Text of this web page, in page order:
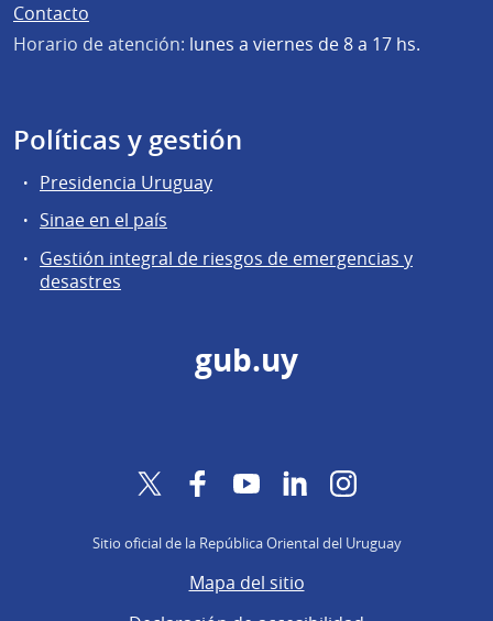
Contacto
Horario de atención: lunes a viernes de 8 a 17 hs.
Políticas y gestión
Presidencia Uruguay
Sinae en el país
Gestión integral de riesgos de emergencias y
desastres
gub.uy
Twitter FacebookYouTubeLinkedInInstagram
Sitio oficial de la República Oriental del Uruguay
Mapa del sitio